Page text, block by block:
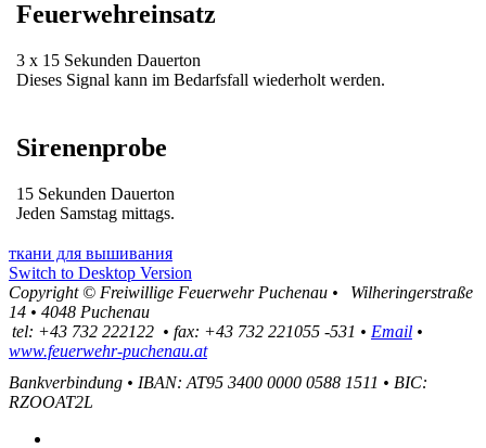
Feuerwehreinsatz
3 x 15 Sekunden Dauerton
Dieses Signal kann im Bedarfsfall wiederholt werden.
Sirenenprobe
15 Sekunden Dauerton
Jeden Samstag mittags.
ткани для вышивания
Switch to Desktop Version
Copyright © Freiwillige Feuerwehr Puchenau •
Wilheringerstraße
14 • 4048 Puchenau
tel: +43 732 222122 • fax: +43 732 221055 -531 • Email •
www.feuerwehr-puchenau.at
Bankverbindung • IBAN: AT95 3400 0000 0588 1511 • BIC:
RZOOAT2L